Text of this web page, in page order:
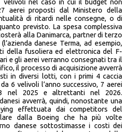
velivoli nel caso in cui il budget non
aerei proposti dal Ministero della
di ritardi nelle consegne, o di
previsto. La spesa complessiva
alla Danimarca, partner di terzo
danese Terma, ad esempio,
della fusoliera ed elettronica del F-
e gli aerei verranno consegnati tra il
il processo di acquisizione avverrà
in diversi lotti, con i primi 4 caccia
6 velivoli l’anno successivo, 7 aerei
nel 2025 e altrettanti nel 2026.
avverrà, quindi, nonostante una
effettuata dai competitors del
dalla Boeing che ha più volte
danese sottostimasse i costi dei